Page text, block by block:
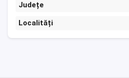
Județe
Localități